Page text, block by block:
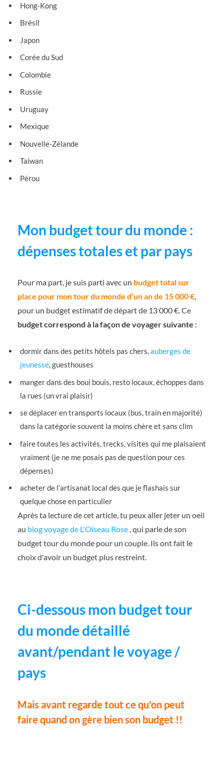
Hong-Kong
Brésil
Japon
Corée du Sud
Colombie
Russie
Uruguay
Mexique
Nouvelle-Zélande
Taiwan
Pérou
Mon budget tour du monde :
dépenses totales et par pays
Pour ma part, je suis parti avec un budget total sur
place pour mon tour du monde d’un an de 15 000 €,
pour un budget estimatif de départ de 13 000 €. Ce
budget correspond à la façon de voyager suivante :
dormir dans des petits hôtels pas chers,auberges de
jeunesse, guesthouses
manger dans des boui bouis, resto locaux, échoppes dans
la rues (un vrai plaisir)
se déplacer en transports locaux (bus, train en majorité)
dans la catégorie souvent la moins chère et sans clim
faire toutes les activités, trecks, visites qui me plaisaient
vraiment (je ne me posais pas de question pour ces
dépenses)
acheter de l’artisanat local dès que je flashais sur
quelque chose en particulier
Après ta lecture de cet article, tu peux aller jeter un oeil
au blog voyage de L'Oiseau Rose , qui parle de son
budget tour du monde pour un couple. Ils ont fait le
choix d'avoir un budget plus restreint.
Ci-dessous mon budget tour
du monde détaillé
avant/pendant le voyage /
pays
Mais avant regarde tout ce qu'on peut
faire quand on gère bien son budget !!